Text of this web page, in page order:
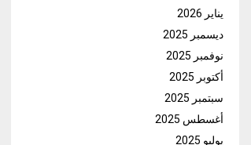
يناير 2026
ديسمبر 2025
نوفمبر 2025
أكتوبر 2025
سبتمبر 2025
أغسطس 2025
يوليو 2025